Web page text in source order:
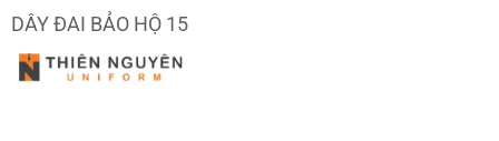
DÂY ĐAI BẢO HỘ 15